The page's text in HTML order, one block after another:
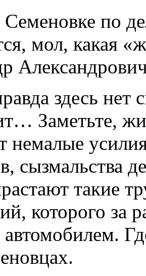
по
мол, какая
здесь
Заметьте,
немалые
сызмальства
такие
которого за